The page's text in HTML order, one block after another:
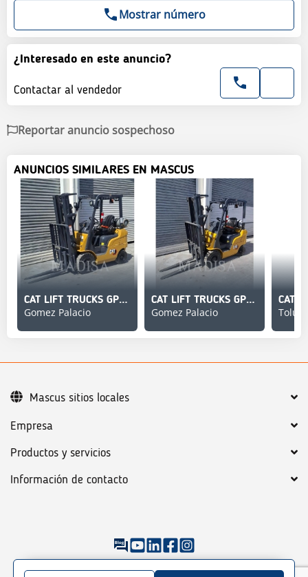
Mostrar número
¿Interesado en este anuncio?
Contactar al vendedor
Reportar anuncio sospechoso
ANUNCIOS SIMILARES EN MASCUS
CAT LIFT TRUCKS GP15N5-GLE
Gomez Palacio
CAT LIFT TRUCKS GP15N5-GLE
Gomez Palacio
CAT
Toluca
Empresa
Productos y servicios
Información de contacto
©2026 Mascus Condiciones generales
Mascus sitios locales